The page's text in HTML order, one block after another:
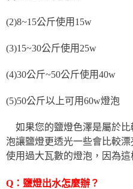
(2)8~15公斤使用15w
(3)15~30公斤使用25w
(4)30公斤~50公斤使用40w
(5)50公斤以上可用60w燈泡
如果您的鹽燈色澤是屬於比
泡讓鹽燈更透光一些會比較
使用過大瓦數的燈泡，因為
Q：鹽燈出水怎麼辦？